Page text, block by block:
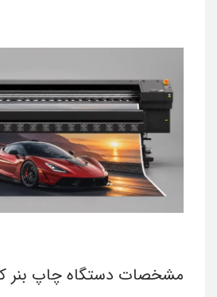
مشخصات دستگاه چاپ بنر